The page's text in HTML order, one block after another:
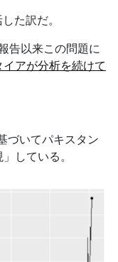
た訳だ。
告以来この問題に
アが分析を続けて
づいてパキスタン
している。